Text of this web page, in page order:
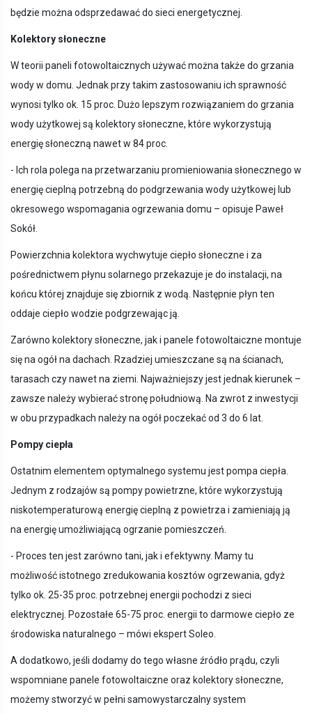
będzie można odsprzedawać do sieci energetycznej.
Kolektory słoneczne
W teorii paneli fotowoltaicznych używać można także do grzania
wody w domu. Jednak przy takim zastosowaniu ich sprawność
wynosi tylko ok. 15 proc. Dużo lepszym rozwiązaniem do grzania
wody użytkowej są kolektory słoneczne, które wykorzystują
energię słoneczną nawet w 84 proc.
- Ich rola polega na przetwarzaniu promieniowania słonecznego w
energię cieplną potrzebną do podgrzewania wody użytkowej lub
okresowego wspomagania ogrzewania domu – opisuje Paweł
Sokół.
Powierzchnia kolektora wychwytuje ciepło słoneczne i za
pośrednictwem płynu solarnego przekazuje je do instalacji, na
końcu której znajduje się zbiornik z wodą. Następnie płyn ten
oddaje ciepło wodzie podgrzewając ją.
Zarówno kolektory słoneczne, jak i panele fotowoltaiczne montuje
się na ogół na dachach. Rzadziej umieszczane są na ścianach,
tarasach czy nawet na ziemi. Najważniejszy jest jednak kierunek –
zawsze należy wybierać stronę południową. Na zwrot z inwestycji
w obu przypadkach należy na ogół poczekać od 3 do 6 lat.
Pompy ciepła
Ostatnim elementem optymalnego systemu jest pompa ciepła.
Jednym z rodzajów są pompy powietrzne, które wykorzystują
niskotemperaturową energię cieplną z powietrza i zamieniają ją
na energię umożliwiającą ogrzanie pomieszczeń.
- Proces ten jest zarówno tani, jak i efektywny. Mamy tu
możliwość istotnego zredukowania kosztów ogrzewania, gdyż
tylko ok. 25-35 proc. potrzebnej energii pochodzi z sieci
elektrycznej. Pozostałe 65-75 proc. energii to darmowe ciepło ze
środowiska naturalnego – mówi ekspert Soleo.
A dodatkowo, jeśli dodamy do tego własne źródło prądu, czyli
wspomniane panele fotowoltaiczne oraz kolektory słoneczne,
możemy stworzyć w pełni samowystarczalny system